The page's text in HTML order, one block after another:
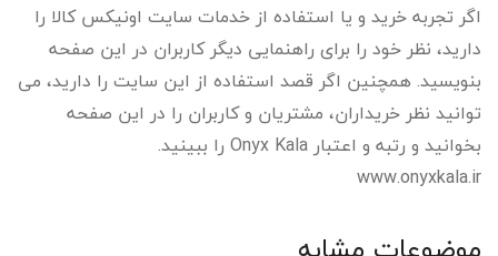
اگر تجربه خرید و یا استفاده از خدمات سایت اونیکس کالا را
دارید، نظر خود را برای راهنمایی دیگر کاربران در این صفحه
بنویسید. همچنین اگر قصد استفاده از این سایت را دارید، می
توانید نظر خریداران، مشتریان و کاربران را در این صفحه
بخوانید و رتبه و اعتبار Onyx Kala را ببینید.
www.onyxkala.ir